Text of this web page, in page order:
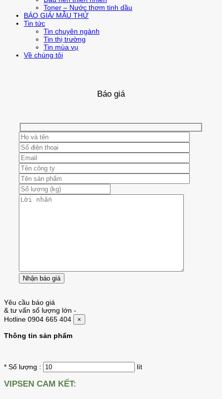
Toner – Nước thơm tinh dầu
BÁO GIÁ/ MẪU THỬ
Tin tức
Tin chuyên ngành
Tin thị trường
Tin mùa vụ
Về chúng tôi
Báo giá
Yêu cầu báo giá
& tư vấn số lượng lớn -
Hotline 0904 665 404
×
Thông tin sản phẩm
* Số lượng : lít
VIPSEN CAM KẾT: